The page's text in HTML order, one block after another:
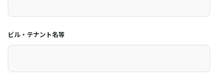
ビル・テナント名等